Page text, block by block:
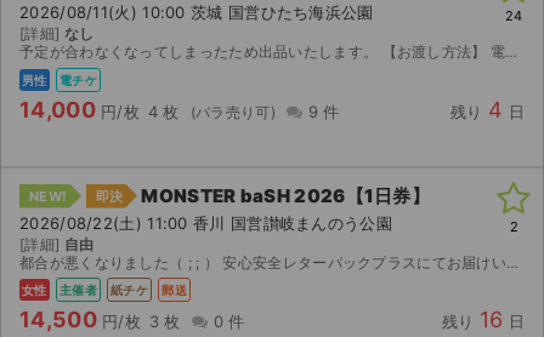
2026/08/11(火) 10:00 茨城 国営ひたち海浜公園
[詳細] なし
予定が合わなくなってしまったため出品いたします。 【お渡し方法】 電子チケット（MOALA）にて分配いたします。 分配可能になり次第、取引連絡にてURLをお送りします。 【注意事項】 公演...
男性 電チケ
14,000 円/枚 4 枚 9 件 残り 4 日
24
NEW! 即決 MONSTER baSH 2026【1日券】
2026/08/22(土) 11:00 香川 国営讃岐まんのう公園
[詳細] 自由
都合が悪くなりました（ ; ; ） 安心安全レターパックプラスにてお届けいたします！人気の土曜日のチケット是非⭐︎⭐︎
女性 主催者 紙チケ 郵送
14,500 円/枚 3 枚 0 件 残り 16 日
2